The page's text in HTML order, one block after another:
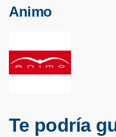
juego. En el pecho
Animo
Te podría